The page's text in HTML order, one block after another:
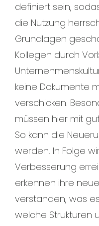
definiert sein,
die Nutzung
Grundlagen
Kollegen durch
keine Dokumente
verschicken.
müssen hier mit
So kann die
werden. In Folge
Verbesserung
erkennen ihre
verstanden, was
welche Strukturen